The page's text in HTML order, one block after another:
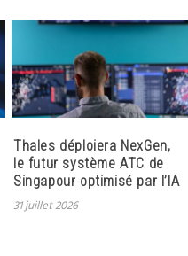
Thales déploiera NexGen,
le futur système ATC de
Singapour optimisé par l’IA
31 juillet 2026